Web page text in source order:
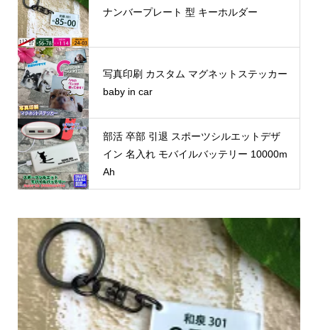
ナンバープレート 型 キーホルダー
写真印刷 カスタム マグネットステッカー
baby in car
部活 卒部 引退 スポーツシルエットデザ
イン 名入れ モバイルバッテリー 10000m
Ah